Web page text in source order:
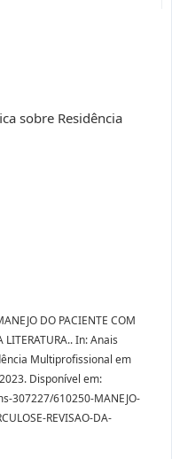
sobre Residência
DO PACIENTE COM
LITERATURA.. In: Anais
Multiprofissional em
Disponível em:
307227/610250-MANEJO-
REVISAO-DA-